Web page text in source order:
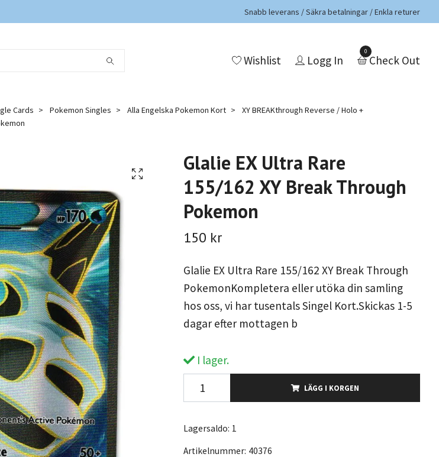
Snabb leverans / Säkra betalningar / Enkla returer
Wishlist Logg In
0
Check Out
Cards Pokemon Singles Alla Engelska Pokemon Kort
XY BREAKthrough Reverse / Holo +
Glalie EX Ultra Rare
155/162 XY Break Through
Pokemon
150 kr
Glalie EX Ultra Rare 155/162 XY Break Through
PokemonKompletera eller utöka din samling
hos oss, vi har tusentals Singel Kort.Skickas 1-5
dagar efter mottagen b
I lager.
LÄGG I KORGEN
Lagersaldo: 1
Artikelnummer: 40376